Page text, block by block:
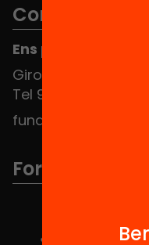
Contacte
Ens pots trobar al
Girona 34, interior
Tel 934 588 700
Formem part